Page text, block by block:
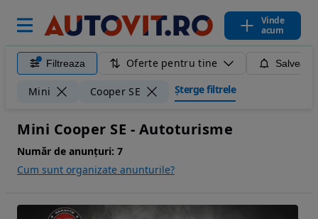
Vinde
acum
Filtreaza Oferte pentru tine
Mini Cooper SE Șterge filtrele
Mini Cooper SE - Autoturisme
Număr de anunțuri: 7
Cum sunt organizate anunturile?